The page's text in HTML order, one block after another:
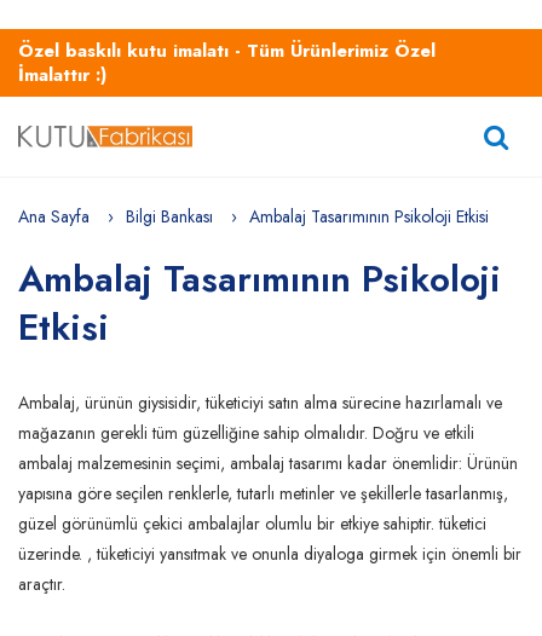
Özel baskılı kutu imalatı - Tüm Ürünlerimiz Özel
İmalattır :)
Ana Sayfa Bilgi Bankası Ambalaj Tasarımının Psikoloji Etkisi
Ambalaj Tasarımının Psikoloji
Etkisi
Ambalaj, ürünün giysisidir, tüketiciyi satın alma sürecine hazırlamalı ve
mağazanın gerekli tüm güzelliğine sahip olmalıdır. Doğru ve etkili
ambalaj malzemesinin seçimi, ambalaj tasarımı kadar önemlidir: Ürünün
yapısına göre seçilen renklerle, tutarlı metinler ve şekillerle tasarlanmış,
güzel görünümlü çekici ambalajlar olumlu bir etkiye sahiptir. tüketici
üzerinde. , tüketiciyi yansıtmak ve onunla diyaloga girmek için önemli bir
araçtır.